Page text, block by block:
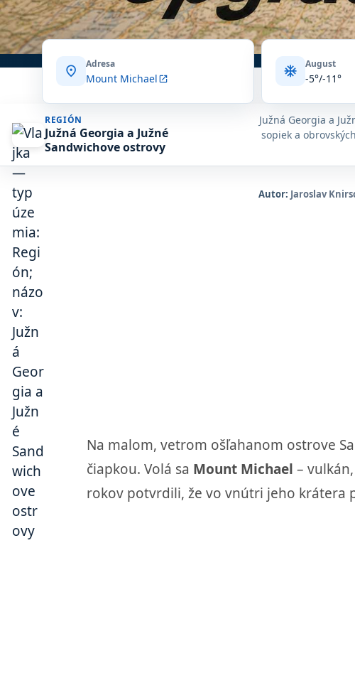
location_on Adresa
Mount Michaelopen_in_new ac_unit August
-5°/-11°
REGIÓN
Južná Georgia a Južné
Sandwichove ostrovy
Južná Georgia a
sopiek a
Autor: Jaroslav
Na malom, vetrom ošľahanom ostrove
čiapkou. Volá sa Mount Michael –
rokov potvrdili, že vo vnútri jeho krátera